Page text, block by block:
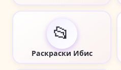
📂
Раскраски Ибис